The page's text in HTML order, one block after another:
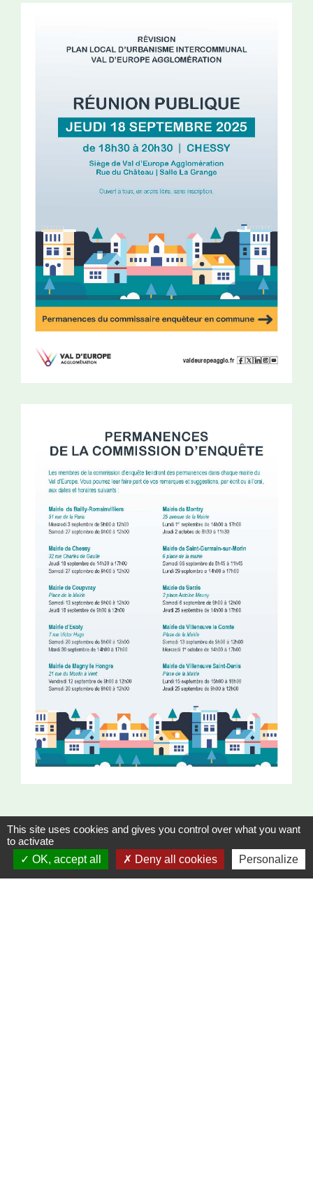
This site uses cookies and gives you control over what you want
to activate
OK, accept all
Deny all cookies Personalize